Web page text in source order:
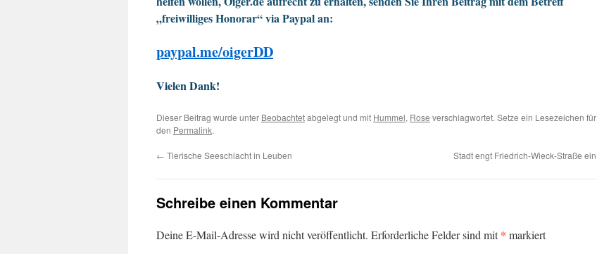
„freiwilliges Honorar“ via Paypal an:
paypal.me/oigerDD
Vielen Dank!
Dieser Beitrag wurde unter Beobachtetabgelegt und mit Hummel, Rose verschlagwortet. Setze ein Lesezeichen für
den Permalink.
← Tierische Seeschlacht in Leuben Stadt engt Friedrich-Wieck-Straße ein
Schreibe einen Kommentar
Deine E-Mail-Adresse wird nicht veröffentlicht. Erforderliche Felder sind mit* markiert